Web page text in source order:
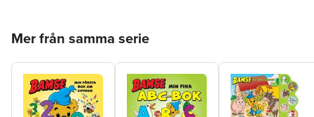
Mer från samma serie